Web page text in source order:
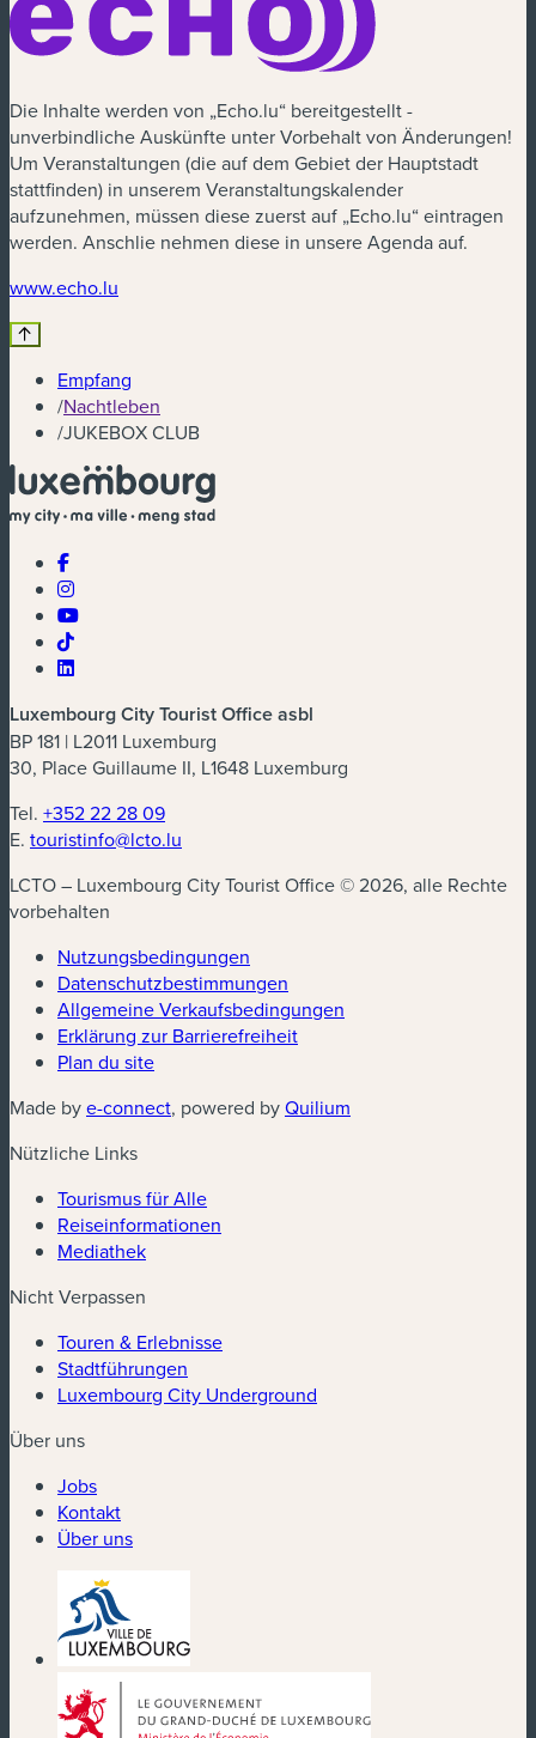
Die Inhalte werden von „Echo.lu“ bereitgestellt -
unverbindliche Auskünfte unter Vorbehalt von Änderungen!
Um Veranstaltungen (die auf dem Gebiet der Hauptstadt
stattfinden) in unserem Veranstaltungskalender
aufzunehmen, müssen diese zuerst auf „Echo.lu“ eintragen
werden. Anschlie nehmen diese in unsere Agenda auf.
www.echo.lu
Empfang
/Nachtleben
/JUKEBOX CLUB
Luxembourg City Tourist Office asbl
BP 181 | L2011 Luxemburg
30, Place Guillaume II, L1648 Luxemburg
Tel. +352 22 28 09
E. touristinfo@lcto.lu
LCTO – Luxembourg City Tourist Office © 2026, alle Rechte
vorbehalten
Nutzungsbedingungen
Datenschutzbestimmungen
Allgemeine Verkaufsbedingungen
Erklärung zur Barrierefreiheit
Plan du site
Made bye-connect(neues Fenster)
, powered byQuilium
Nützliche Links
Tourismus für Alle
Reiseinformationen
Mediathek
Nicht Verpassen
Touren & Erlebnisse
Stadtführungen
Luxembourg City Underground
Über uns
Jobs
Kontakt
Über uns